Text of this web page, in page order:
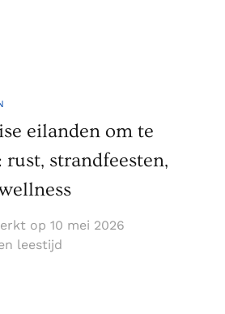
eilanden om te
rust, strandfeesten,
op 10 mei 2026
leestijd